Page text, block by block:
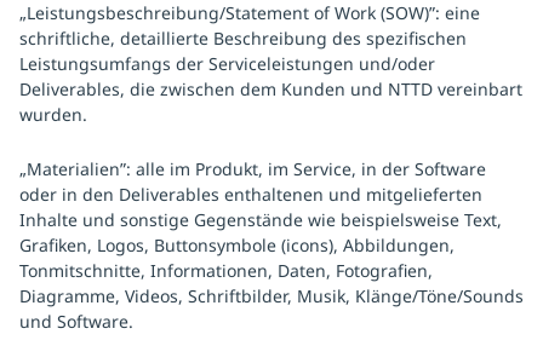
„Leistungsbeschreibung/Statement of Work (SOW)”: eine
schriftliche, detaillierte Beschreibung des spezifischen
Leistungsumfangs der Serviceleistungen und/oder
Deliverables, die zwischen dem Kunden und NTTD vereinbart
wurden.
„Materialien”: alle im Produkt, im Service, in der Software
oder in den Deliverables enthaltenen und mitgelieferten
Inhalte und sonstige Gegenstände wie beispielsweise Text,
Grafiken, Logos, Buttonsymbole (icons), Abbildungen,
Tonmitschnitte, Informationen, Daten, Fotografien,
Diagramme, Videos, Schriftbilder, Musik, Klänge/Töne/Sounds
und Software.